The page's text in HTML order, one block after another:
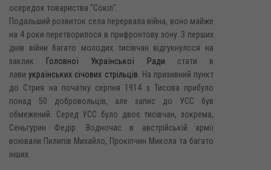
осередок товариства "Сокіл".
Подальший розвиток села перервала війна, воно майже
на 4 роки перетворилося в прифронтову зону. З перших
днів війни багато молодих тисівчан відгукнулося на
заклик
Головної Української Ради стати в
лавиукраїнських січових стрільців . На призивний пункт
до Стрия на початку серпня 1914 з Тисова прибуло
понад 50 добровольців, але запис до УСС був
обмежений. Серед УСС було двоє тисівчан, зокрема,
Сеньгурин Федір. Водночас в австрійській армії
воювали Пилипів Михайло, Прокіпчин Микола та багато
інших.